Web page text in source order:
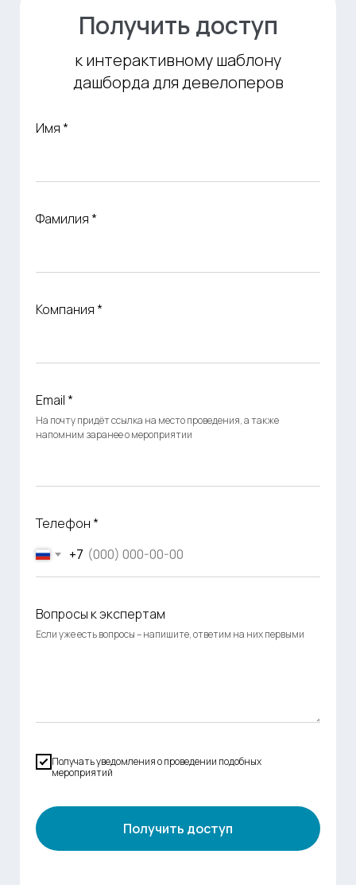
Получить доступ
к интерактивному шаблону
дашборда для девелоперов
Имя *
Фамилия *
Компания *
Email *
На почту придёт ссылка на место проведения, а также
напомним заранее о мероприятии
Телефон *
+7
Вопросы к экспертам
Если уже есть вопросы – напишите, ответим на них первыми
Получать уведомления о проведении подобных
мероприятий
Получить доступ